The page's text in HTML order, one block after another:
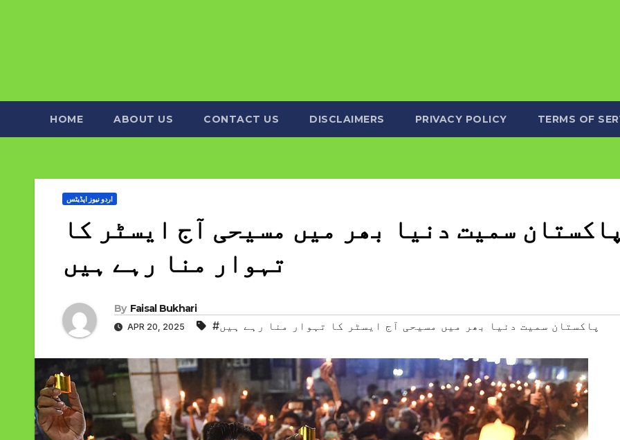
HOME ABOUT US CONTACT US DISCLAIMERS PRIVACY POLICY TERMS OF
اردو نیوز اپڈیٹس
سمیت دنیا بھر میں مسیحی آج ایسٹر کا
تہوار منا رہے ہیں
By Faisal Bukhari
APR 20, 2025 #پاکستان سمیت دنیا بھر میں مسیحی آج ایسٹر کا تہوار منا رہے ہیں